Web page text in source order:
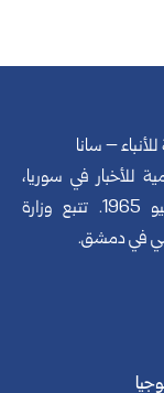
– سانا
للأخبار في سوريا،
تأسست في 24 يونيو 1965. تتبع وزارة
في دمشق.